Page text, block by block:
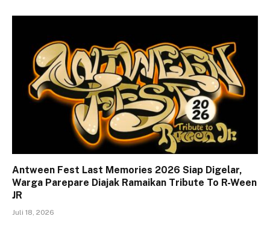
Antween Fest Last Memories 2026 Siap Digelar,
Warga Parepare Diajak Ramaikan Tribute To R-Ween
JR
Juli 18, 2026